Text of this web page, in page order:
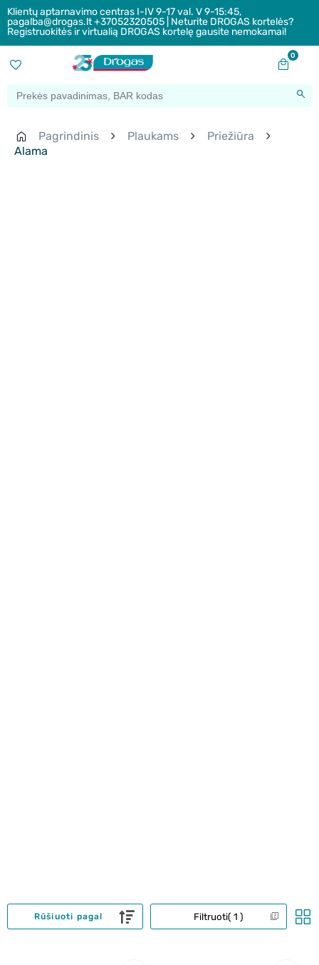
Klientų aptarnavimo centras I-IV 9-17 val. V 9-15:45,
pagalba@drogas.lt +37052320505 | Neturite DROGAS kortelės?
Registruokitės ir virtualią DROGAS kortelę gausite nemokamai!
0
Pagrindinis Plaukams
Priežiūra
Alama
Filtruoti 1
Rūšiuoti pagal